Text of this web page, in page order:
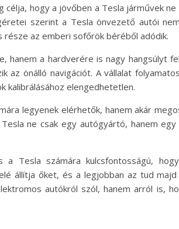
hogy a jövőben a Tesla járművek
szerint a Tesla önvezető autói
része az emberi sofőrök béréből adódik.
hanem a hardverére is nagy hangsúlyt
önálló navigációt. A vállalat
kalibrálásához elengedhetetlen.
legyenek elérhetők, hanem akár
ne csak egy autógyártó, hanem
Tesla számára kulcsfontosságú,
állítja őket, és a legjobban az tud majd
autókról szól, hanem arról is,